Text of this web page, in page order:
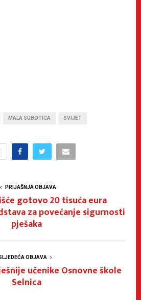
MALA SUBOTICA SVIJET
PRIJAŠNJA OBJAVA
gotovo 20 tisuća eura
za povećanje sigurnosti
pješaka
OBJAVA
učenike Osnovne škole
Selnica